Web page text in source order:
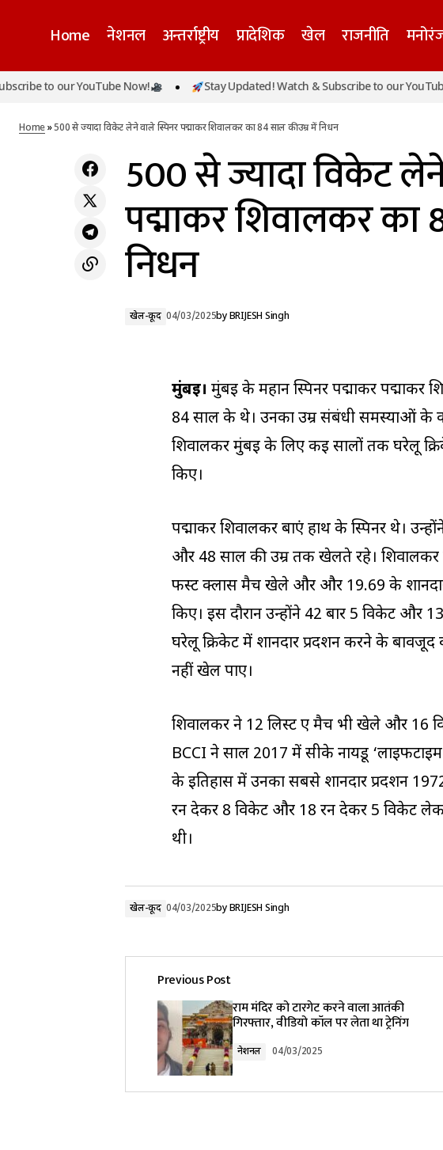
Home नेशनल अन्तर्राष्ट्रीय प्रादेशिक खेल राजनीति
राम मंदिर को टारगेट करने वाला आतंकी गिरफ्तार,
500 से ज्यादा विकेट
to our YouTube Now! Stay Updated! Watch & Subscribe to our YouTube
Home»500 से ज्यादा विकेट लेने वाले स्पिनर पद्माकर शिवालकर का 84 साल की उम्र में निधन
500 से ज्यादा विकेट
पद्माकर शिवालकर का
निधन
खेल-कूद 04/03/2025byBRIJESH Singh
मुंबई। मुंबई के महान स्पिनर पद्माकर पद्माकर
84 साल के थे। उनका उम्र संबंधी समस्याओं के
शिवालकर मुंबई के लिए कई सालों तक घरेलू
किए।
पद्माकर शिवालकर बाएं हाथ के स्पिनर थे।
और 48 साल की उम्र तक खेलते रहे।
फर्स्ट क्लास मैच खेले और और 19.69 के
किए। इस दौरान उन्होंने 42 बार 5 विकेट और
घरेलू क्रिकेट में शानदार प्रदर्शन करने के
नहीं खेल पाए।
शिवालकर ने 12 लिस्ट ए मैच भी खेले और 16
BCCI ने साल 2017 में सीके नायडू ‘लाइफटाइम
के इतिहास में उनका सबसे शानदार प्रदर्शन
रन देकर 8 विकेट और 18 रन देकर 5 विकेट
थी।
खेल-कूद 04/03/2025byBRIJESH Singh
Previous Post
राम मंदिर को टारगेट करने वाला आतंकी
गिरफ्तार, वीडियो कॉल पर लेता था ट्रेनिंग
नेशनल 04/03/2025